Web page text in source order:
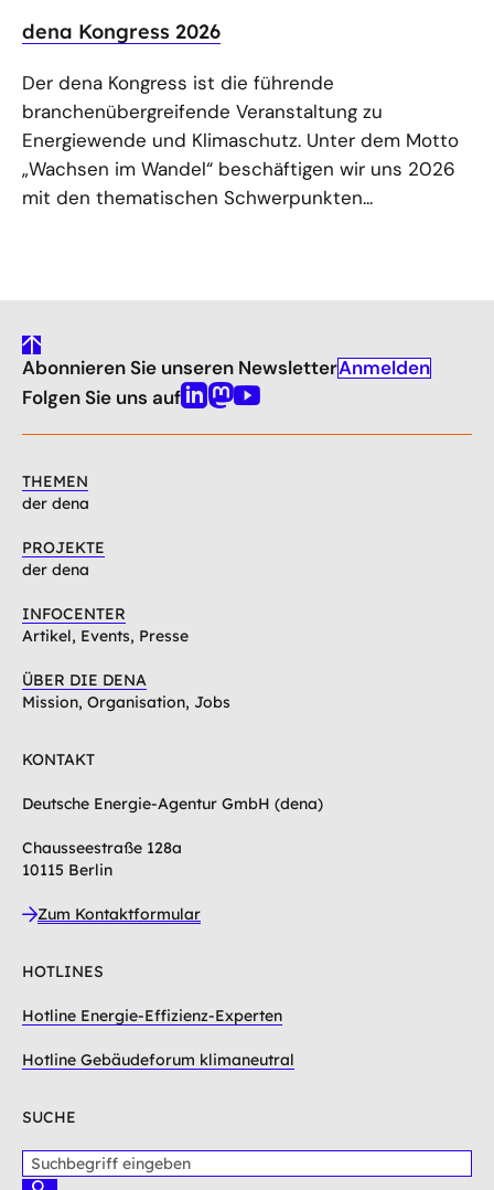
dena Kongress 2026
Der dena Kongress ist die führende
branchenübergreifende Veranstaltung zu
Energiewende und Klimaschutz. Unter dem Motto
„Wachsen im Wandel“ beschäftigen wir uns 2026
mit den thematischen Schwerpunkten...
gehe
nach
oben
Abonnieren Sie unseren NewsletterAnmelden
Folgen Sie uns aufLinkedin
Mastodon
Youtube
THEMEN
der dena
PROJEKTE
der dena
INFOCENTER
Artikel, Events, Presse
ÜBER DIE DENA
Mission, Organisation, Jobs
KONTAKT
Deutsche Energie-Agentur GmbH (dena)
Chausseestraße 128a
10115 Berlin
Zum Kontaktformular
HOTLINES
Hotline Energie-Effizienz-Experten
Hotline Gebäudeforum klimaneutral
SUCHE
u